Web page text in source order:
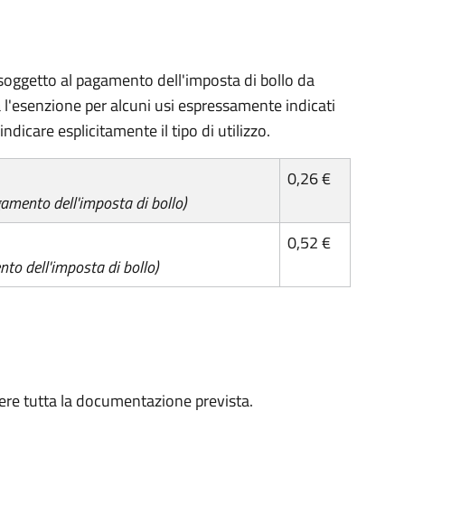
al pagamento dell'imposta di bollo da
per alcuni usi espressamente indicati
esplicitamente il tipo di utilizzo.
dell'imposta di bollo)
0,26 €
dell'imposta di bollo)
0,52 €
tutta la documentazione prevista.